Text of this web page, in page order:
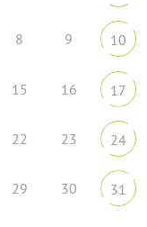
8 9 10
15 16 17
22 23 24
29 30 31